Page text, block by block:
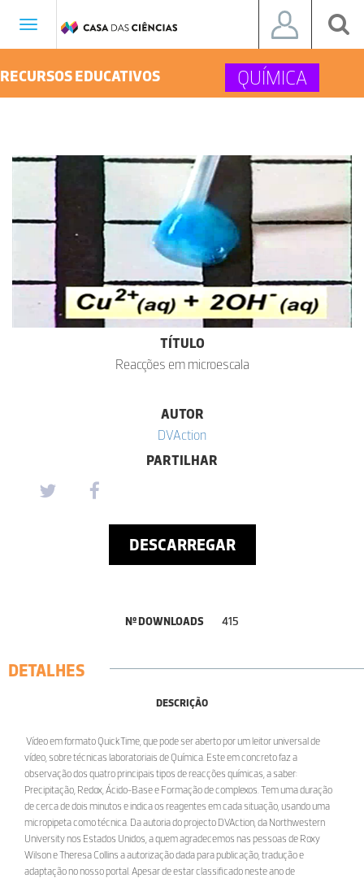
Toggle
RECURSOS EDUCATIVOS QUÍMICA
TÍTULO
Reacções em microescala
AUTOR
DVAction
PARTILHAR
DESCARREGAR
Nº DOWNLOADS 415
DETALHES
DESCRIÇÃO
Vídeo em formato QuickTime, que pode ser aberto por um leitor universal de
vídeo, sobre técnicas laboratoriais de Química. Este em concreto faz a
observação dos quatro principais tipos de reacções químicas, a saber:
Precipitação, Redox, Ácido-Base e Formação de complexos. Tem uma duração
de cerca de dois minutos e indica os reagentes em cada situação, usando uma
micropipeta como técnica. Da autoria do projecto DVAction, da Northwestern
University nos Estados Unidos, a quem agradecemos nas pessoas de Roxy
Wilson e Theresa Collins a autorização dada para publicação, tradução e
adaptação no nosso portal. Apesar de estar classificado neste ano de